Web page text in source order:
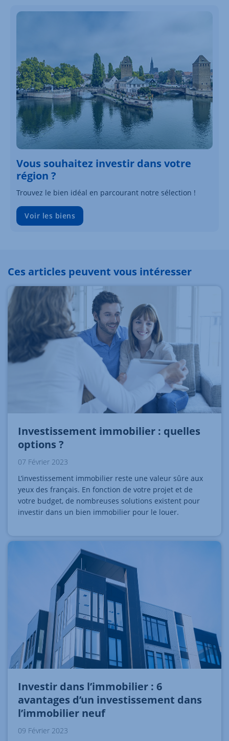
Vous souhaitez investir dans votre
région ?
Trouvez le bien idéal en parcourant notre sélection !
Voir les biens
Ces articles peuvent vous intéresser
Investissement immobilier : quelles
options ?
07 Février 2023
L’investissement immobilier reste une valeur sûre aux
yeux des français. En fonction de votre projet et de
votre budget, de nombreuses solutions existent pour
investir dans un bien immobilier pour le louer.
Investir dans l’immobilier : 6
avantages d’un investissement dans
l’immobilier neuf
09 Février 2023